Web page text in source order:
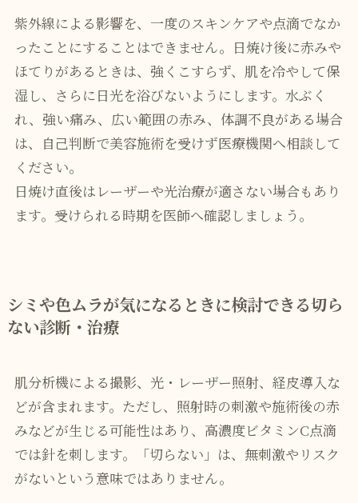
紫外線による影響を、一度のスキンケアや点滴でなか
ったことにすることはできません。日焼け後に赤みや
ほてりがあるときは、強くこすらず、肌を冷やして保
湿し、さらに日光を浴びないようにします。水ぶく
れ、強い痛み、広い範囲の赤み、体調不良がある場合
は、自己判断で美容施術を受けず医療機関へ相談して
ください。
日焼け直後はレーザーや光治療が適さない場合もあり
ます。受けられる時期を医師へ確認しましょう。
シミや色ムラが気になるときに検討できる切ら
ない診断・治療
肌分析機による撮影、光・レーザー照射、経皮導入な
どが含まれます。ただし、照射時の刺激や施術後の赤
みなどが生じる可能性はあり、高濃度ビタミンC点滴
では針を刺します。「切らない」は、無刺激やリスク
がないという意味ではありません。